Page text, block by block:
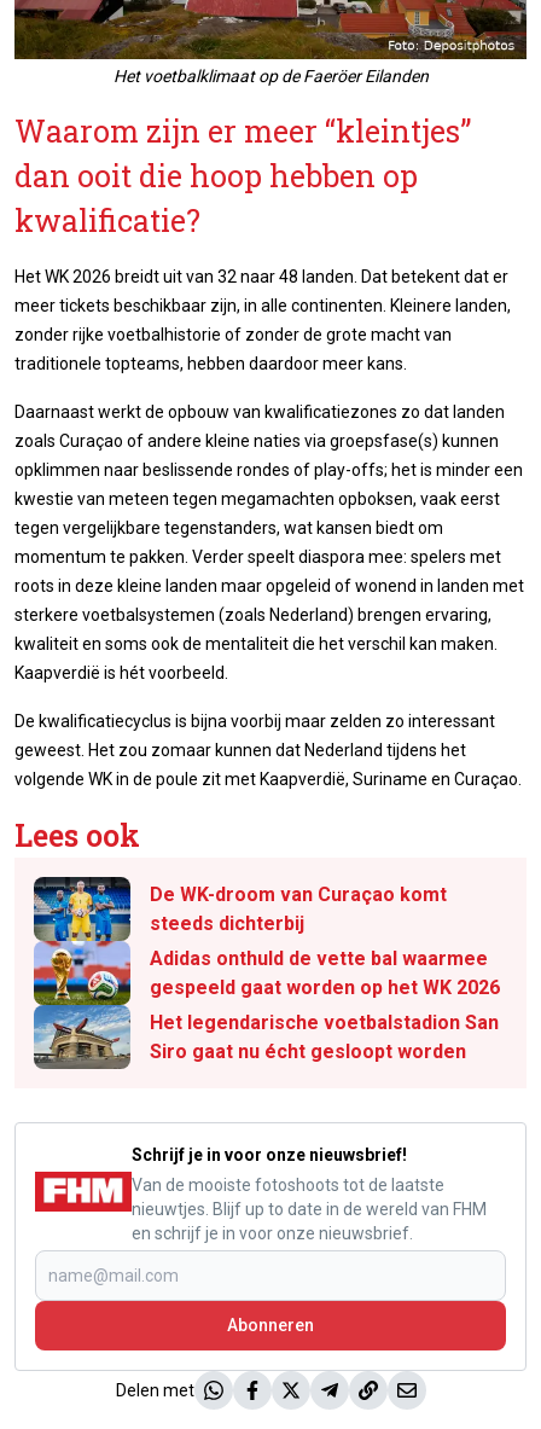
Het voetbalklimaat op de Faeröer Eilanden
Waarom zijn er meer “kleintjes”
dan ooit die hoop hebben op
kwalificatie?
Het WK 2026 breidt uit van 32 naar 48 landen. Dat betekent dat er
meer tickets beschikbaar zijn, in alle continenten. Kleinere landen,
zonder rijke voetbalhistorie of zonder de grote macht van
traditionele topteams, hebben daardoor meer kans.
Daarnaast werkt de opbouw van kwalificatiezones zo dat landen
zoals Curaçao of andere kleine naties via groepsfase(s) kunnen
opklimmen naar beslissende rondes of play-offs; het is minder een
kwestie van meteen tegen megamachten opboksen, vaak eerst
tegen vergelijkbare tegenstanders, wat kansen biedt om
momentum te pakken. Verder speelt diaspora mee: spelers met
roots in deze kleine landen maar opgeleid of wonend in landen met
sterkere voetbalsystemen (zoals Nederland) brengen ervaring,
kwaliteit en soms ook de mentaliteit die het verschil kan maken.
Kaapverdië is hét voorbeeld.
De kwalificatiecyclus is bijna voorbij maar zelden zo interessant
geweest. Het zou zomaar kunnen dat Nederland tijdens het
volgende WK in de poule zit met Kaapverdië, Suriname en Curaçao.
Lees ook
De WK-droom van Curaçao komt
steeds dichterbij
Adidas onthuld de vette bal waarmee
gespeeld gaat worden op het WK 2026
Het legendarische voetbalstadion San
Siro gaat nu écht gesloopt worden
Schrijf je in voor onze nieuwsbrief!
Van de mooiste fotoshoots tot de laatste
nieuwtjes. Blijf up to date in de wereld van FHM
en schrijf je in voor onze nieuwsbrief.
Abonneren
Delen met